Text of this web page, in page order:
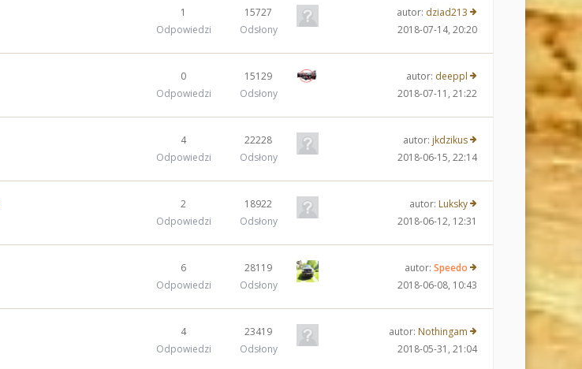
1
Odpowiedzi
15727
Odsłony
autor: dziad213
2018-07-14, 20:20
0
Odpowiedzi
15129
Odsłony
autor: deeppl
2018-07-11, 21:22
4
Odpowiedzi
22228
Odsłony
autor: jkdzikus
2018-06-15, 22:14
2
Odpowiedzi
18922
Odsłony
autor: Luksky
2018-06-12, 12:31
6
Odpowiedzi
28119
Odsłony
autor: Speedo
2018-06-08, 10:43
4
Odpowiedzi
23419
Odsłony
autor: Nothingam
2018-05-31, 21:04